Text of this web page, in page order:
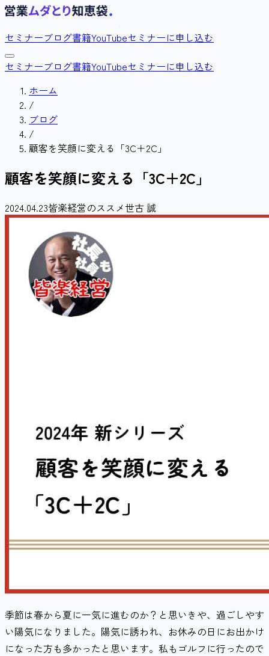
セミナーブログ書籍YouTubeセミナーに申し込む
セミナーブログ書籍YouTubeセミナーに申し込む
ホーム
/
ブログ
/
顧客を笑顔に変える「3C＋2C」
顧客を笑顔に変える「3C＋2C」
2024.04.23皆楽経営のススメ世古 誠
季節は春から夏に一気に進むのか？と思いきや、過ごしやす
い陽気になりました。陽気に誘われ、お休みの日にお出かけ
になった方も多かったと思います。私もゴルフに行ったので